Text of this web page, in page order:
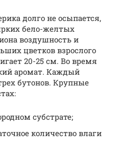
долго не осыпается,
бело-желтых
воздушность и
цветков взрослого
20-25 см. Во время
аромат. Каждый
бутонов. Крупные
субстрате;
количество влаги